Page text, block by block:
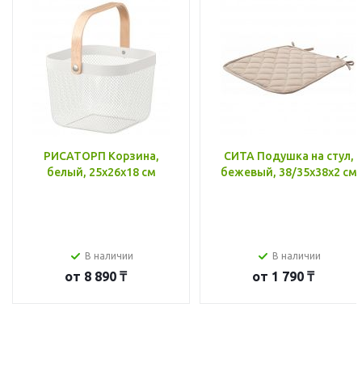
РИСАТОРП Корзина,
белый, 25x26x18 см
В наличии
от 8 890 ₸
СИТА Подушка на стул,
бежевый, 38/35x38x2 см
В наличии
от 1 790 ₸